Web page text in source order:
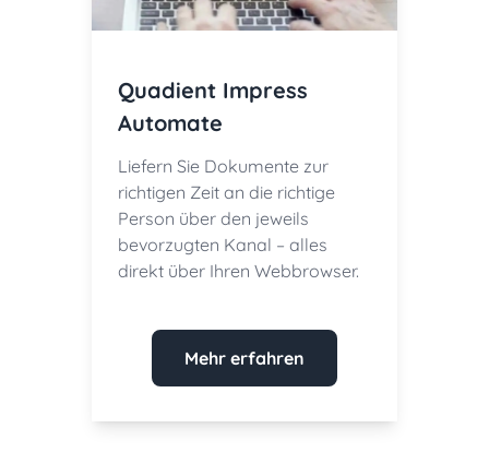
Quadient Impress
Automate
Liefern Sie Dokumente zur
richtigen Zeit an die richtige
Person über den jeweils
bevorzugten Kanal – alles
direkt über Ihren Webbrowser.
Mehr erfahren